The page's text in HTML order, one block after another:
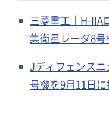
三菱重工｜H-IIA
集衛星レーダ8
Jディフェンス
号機を9月11日